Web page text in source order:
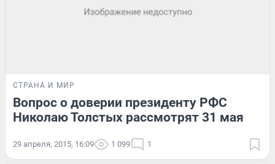
СТРАНА И МИР
Вопрос о доверии президенту РФС
Николаю Толстых рассмотрят 31 мая
29 апреля, 2015, 16:09 1 099 1